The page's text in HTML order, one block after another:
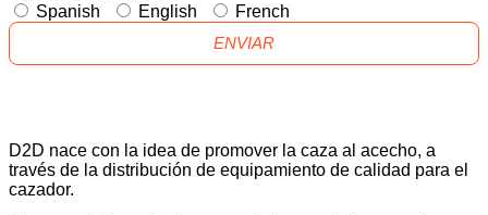
Spanish
English
French
ENVIAR
D2D nace con la idea de promover la caza al acecho, a
través de la distribución de equipamiento de calidad para el
cazador.